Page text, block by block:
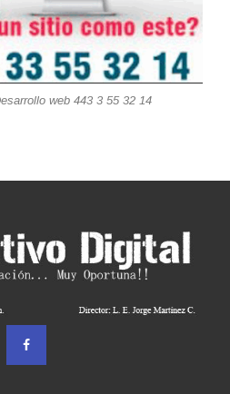
web 443 3 55 32 14